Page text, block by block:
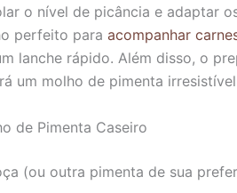
o nível de picância e adaptar
perfeito para acompanhar
lanche rápido. Além disso, o
um molho de pimenta
de Pimenta Caseiro
(ou outra pimenta de sua